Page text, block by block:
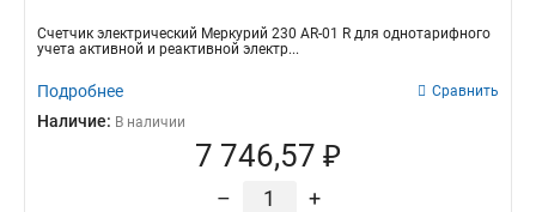
Счетчик электрический Меркурий 230 AR-01 R для однотарифного
учета активной и реактивной электр...
Подробнее Сравнить
Наличие: В наличии
7 746,57 ₽
– +